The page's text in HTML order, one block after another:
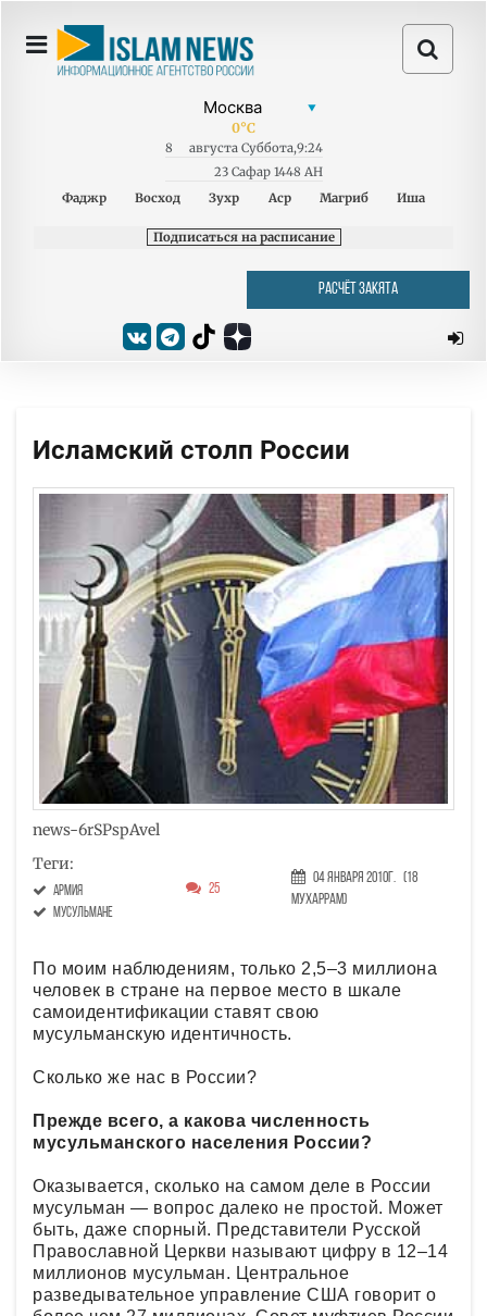
0°C
8 августа Суббота,9:24
23 Сафар 1448 AH
Фаджр
Восход Зухр Аср Магриб Иша
Подписаться на расписание
РАСЧЁТ ЗАКЯТА
Исламский столп России
news-6rSPspAvel
Теги:
армия
мусульмане
25
04 Января 2010г. (18
Мухаррам)
По моим наблюдениям, только 2,5–3 миллиона
человек в стране на первое место в шкале
самоидентификации ставят свою
мусульманскую идентичность.
Сколько же нас в России?
Прежде всего, а какова численность
мусульманского населения России?
Оказывается, сколько на самом деле в России
мусульман — вопрос далеко не простой. Может
быть, даже спорный. Представители Русской
Православной Церкви называют цифру в 12–14
миллионов мусульман. Центральное
разведывательное управление США говорит о